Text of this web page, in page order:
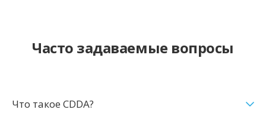
Часто задаваемые вопросы
Что такое CDDA?